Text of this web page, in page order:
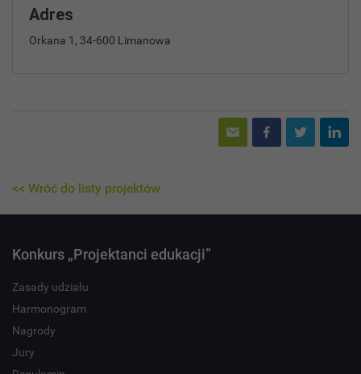
Adres
Orkana 1, 34-600 Limanowa
<< Wróć do listy projektów
Konkurs „Projektanci edukacji”
Zasady udziału
Harmonogram
Nagrody
Jury